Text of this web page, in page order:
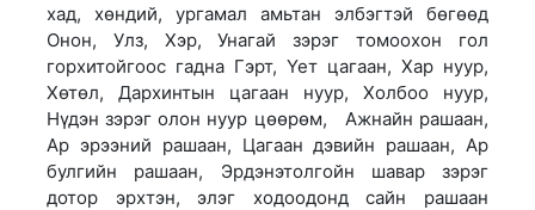
хад, хөндий, ургамал амьтан элбэгтэй бөгөөд
Онон, Улз, Хэр, Унагай зэрэг томоохон гол
горхитойгоос гадна Гэрт, Үет цагаан, Хар нуур,
Хөтөл, Дархинтын цагаан нуур, Холбоо нуур,
Нүдэн зэрэг олон нуур цөөрөм, Ажнайн рашаан,
Ар эрээний рашаан, Цагаан дэвийн рашаан, Ар
булгийн рашаан, Эрдэнэтолгойн шавар зэрэг
дотор эрхтэн, элэг ходоодонд сайн рашаан